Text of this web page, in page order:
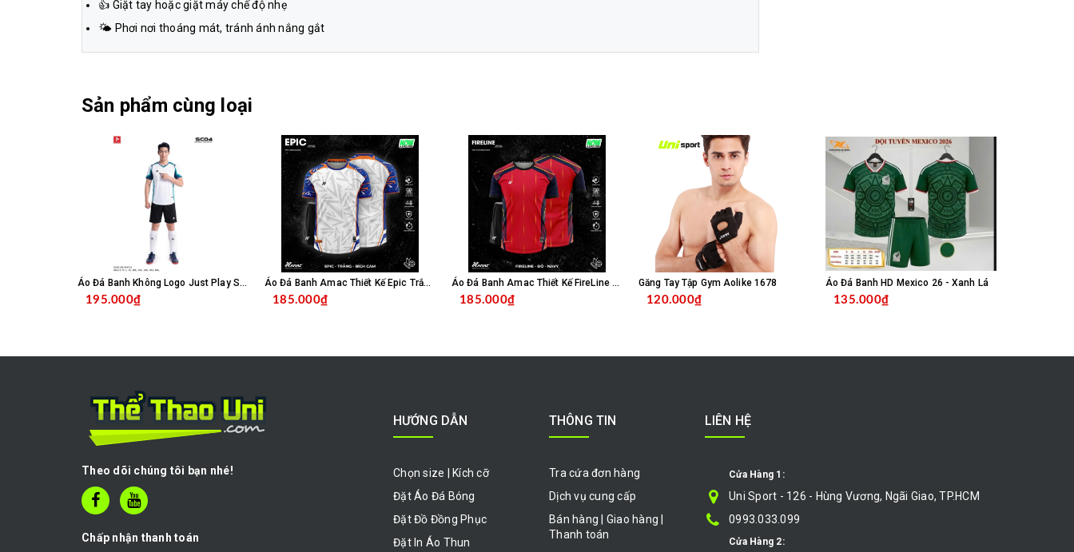
👍 Giặt tay hoặc giặt máy chế độ nhẹ
🌤 Phơi nơi thoáng mát, tránh ánh nắng gắt
Sản phẩm cùng loại
Áo Đá Banh Không Logo Just Play SC04 - Trắng
195.000₫
Áo Đá Banh Amac Thiết Kế Epic Trắng Bích
185.000₫
Áo Đá Banh Amac Thiết Kế FireLine Đỏ Navy
185.000₫
Găng Tay Tập Gym Aolike 1678
120.000₫
Áo Đá Banh HD Mexico 26 - Xanh Lá
135.000₫
Theo dõi chúng tôi bạn nhé!
Chấp nhận thanh toán
HƯỚNG DẪN
Chọn size | Kích cỡ
Đặt Áo Đá Bóng
Đặt Đồ Đồng Phục
Đặt In Áo Thun
THÔNG TIN
Tra cứa đơn hàng
Dịch vụ cung cấp
Bán hàng | Giao hàng |
Thanh toán
LIÊN HỆ
Cửa Hàng 1:
Uni Sport - 126 - Hùng Vương, Ngãi Giao, TP.HCM
0993.033.099
Cửa Hàng 2: